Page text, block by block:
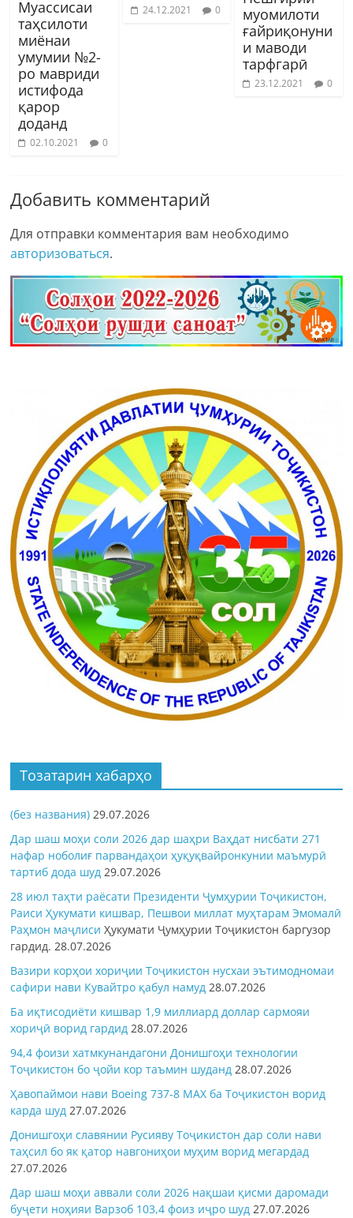
Муассисаи
таҳсилоти
миёнаи
умумии №2-
ро мавриди
истифода
қарор
доданд
02.10.2021 0
24.12.2021 0
муомилоти
ғайриқонуни
и маводи
тарфгарӣ
23.12.2021 0
Добавить комментарий
Для отправки комментария вам необходимо
авторизоваться.
Тозатарин хабарҳо
(без названия) 29.07.2026
Дар шаш моҳи соли 2026 дар шаҳри Ваҳдат нисбати 271
нафар ноболиғ парвандаҳои ҳуқуқвайронкунии маъмурӣ
тартиб дода шуд 29.07.2026
28 июл таҳти раёсати Президенти Ҷумҳурии Тоҷикистон,
Раиси Ҳукумати кишвар, Пешвои миллат муҳтарам Эмомалӣ
Раҳмон маҷлисиҲукумати Ҷумҳурии Тоҷикистон баргузор
гардид.28.07.2026
Вазири корҳои хориҷии Тоҷикистон нусхаи эътимодномаи
сафири нави Кувайтро қабул намуд 28.07.2026
Ба иқтисодиёти кишвар 1,9 миллиард доллар сармояи
хориҷӣ ворид гардид 28.07.2026
94,4 фоизи хатмкунандагони Донишгоҳи технологии
Тоҷикистон бо ҷойи кор таъмин шуданд 28.07.2026
Ҳавопаймои нави Boeing 737-8 MAX ба Тоҷикистон ворид
карда шуд 27.07.2026
Донишгоҳи славянии Русияву Тоҷикистон дар соли нави
таҳсил бо як қатор навгониҳои муҳим ворид мегардад
27.07.2026
Дар шаш моҳи аввали соли 2026 нақшаи қисми даромади
буҷети ноҳияи Варзоб 103,4 фоиз иҷро шуд 27.07.2026